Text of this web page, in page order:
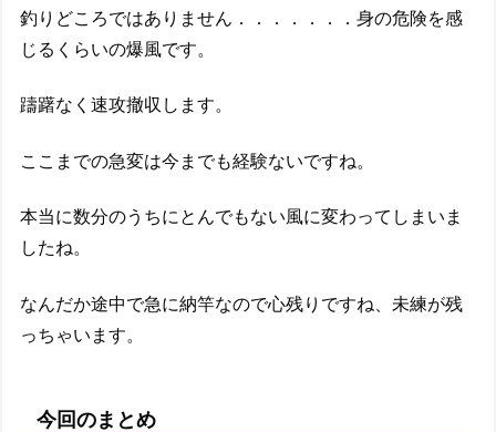
釣りどころではありません．．．．．．．身の危険を感
じるくらいの爆風です。
躊躇なく速攻撤収します。
ここまでの急変は今までも経験ないですね。
本当に数分のうちにとんでもない風に変わってしまいま
したね。
なんだか途中で急に納竿なので心残りですね、未練が残
っちゃいます。
今回のまとめ